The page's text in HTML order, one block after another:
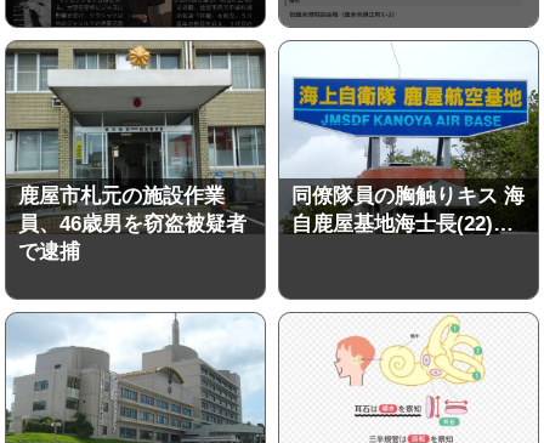
鹿屋市札元の施設作業
員、46歳男を窃盗被疑者
で逮捕
同僚隊員の胸触りキス 海
自鹿屋基地海士長(22)…